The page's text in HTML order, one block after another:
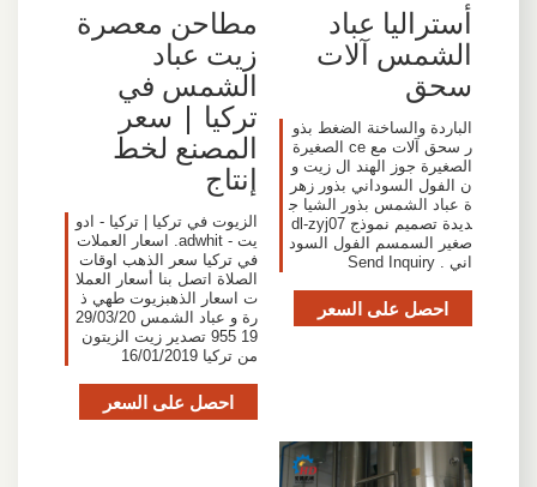
أستراليا عباد
الشمس آلات
سحق
الباردة والساخنة الضغط بذو
ر سحق آلات مع ce الصغيرة
الصغيرة جوز الهند ال زيت و
ن الفول السوداني بذور زهر
ة عباد الشمس بذور الشيا ج
ديدة تصميم نموذج dl-zyj07
صغير السمسم الفول السود
اني . Send Inquiry
احصل على السعر
مطاحن معصرة
زيت عباد
الشمس في
تركيا | سعر
المصنع لخط
إنتاج
الزيوت في تركيا | تركيا - ادو
يت - adwhit. اسعار العملات
في تركيا سعر الذهب اوقات
الصلاة اتصل بنا أسعار العملا
ت اسعار الذهبزيوت طهي ذ
رة و عباد الشمس 29/03/20
19 955 تصدير زيت الزيتون
من تركيا 16/01/2019
احصل على السعر